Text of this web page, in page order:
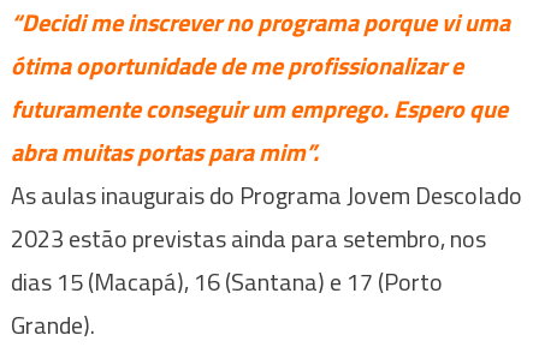
“Decidi me inscrever no programa porque vi uma
ótima oportunidade de me profissionalizar e
futuramente conseguir um emprego. Espero que
abra muitas portas para mim”.
As aulas inaugurais do Programa Jovem Descolado
2023 estão previstas ainda para setembro, nos
dias 15 (Macapá), 16 (Santana) e 17 (Porto
Grande).